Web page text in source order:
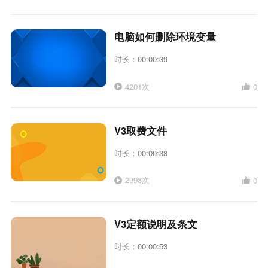
电脑如何删除环境变量
时长：00:00:39
4201次 0
V3取费文件
时长：00:00:38
2998次 0
V3定额说明及条文
时长：00:00:53